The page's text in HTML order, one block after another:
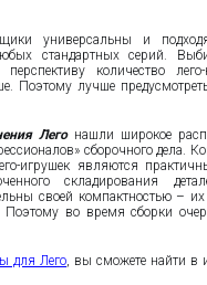
универсальны и
стандартных серий.
количество лего-
Поэтому лучше
Легонашли широкое
сборочного дела.
игрушек являются
складирования
своей компактностью –
во время сборки
для Лего, вы сможете найти в